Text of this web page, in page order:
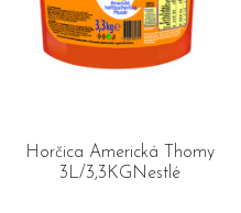
Horčica Americká Thomy
3L/3,3KGNestlé